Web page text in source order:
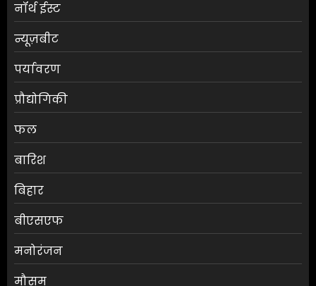
नॉर्थ ईस्ट
न्यूज़बीट
पर्यावरण
प्रौद्योगिकी
फल
बारिश
बिहार
बीएसएफ
मनोरंजन
मौसम